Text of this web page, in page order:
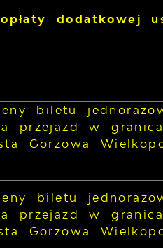
dodatkowej
biletu
przejazd w
Gorzowa
biletu
przejazd w
Gorzowa